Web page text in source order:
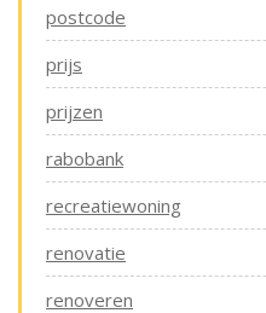
postcode
prijs
prijzen
rabobank
recreatiewoning
renovatie
renoveren